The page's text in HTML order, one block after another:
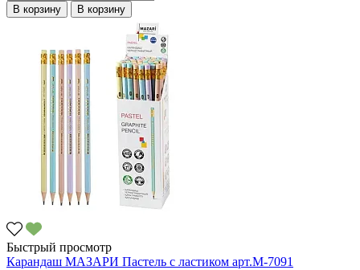
В корзину В корзину
Быстрый просмотр
Карандаш МАЗАРИ Пастель с ластиком арт.M-7091